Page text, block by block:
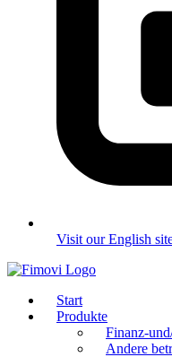
Visit our English
Start
Produkte
Finanz-
Andere